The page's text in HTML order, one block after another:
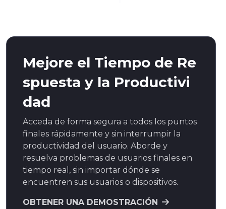
Mejore el Tiempo de Re
spuesta y la Productivi
dad
Acceda de forma segura a todos los puntos
finales rápidamente y sin interrumpir la
productividad del usuario. Aborde y
resuelva problemas de usuarios finales en
tiempo real, sin importar dónde se
encuentren sus usuarios o dispositivos.
OBTENER UNA DEMOSTRACIÓN